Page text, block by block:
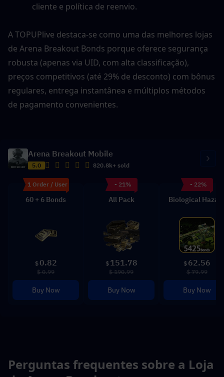
cliente e política de reenvio.
A TOPUPlive destaca-se como uma das melhores lojas
de Arena Breakout Bonds porque oferece segurança
robusta (apenas via UID, com alta classificação),
preços competitivos (até 29% de desconto) com bônus
regulares, entrega instantânea e múltiplos métodos
de pagamento convenientes.
Arena Breakout Mobile
5.0 820.8k+ sold
1 Order / User
60 + 6 Bonds
$ 0.82
$ 0.99
Buy Now
- 21%
All Pack
$ 151.78
$ 190.99
Buy Now
- 22%
Biological
$ 62.56
$ 79.99
Buy Now
Perguntas frequentes sobre a Loja